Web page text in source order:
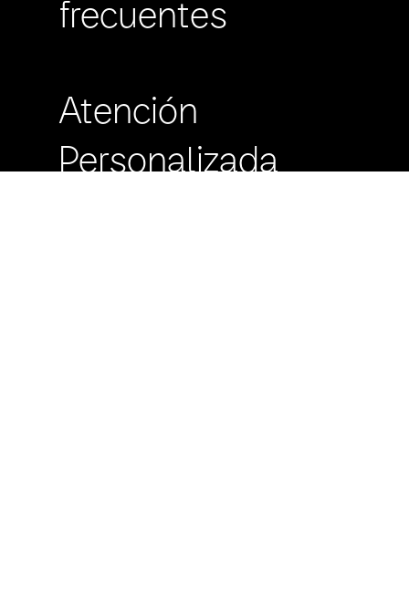
frecuentes
Atención
Personalizada